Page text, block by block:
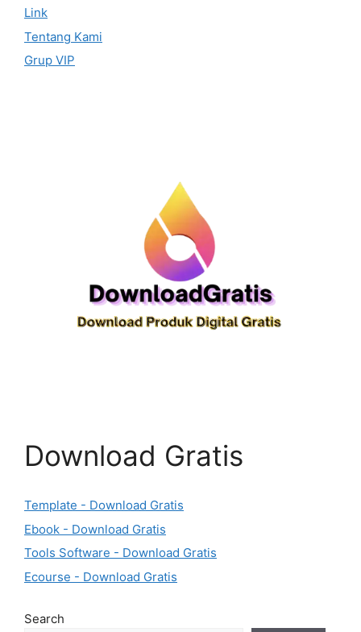
Link
Tentang Kami
Grup VIP
Download Gratis
Template - Download Gratis
Ebook - Download Gratis
Tools Software - Download Gratis
Ecourse - Download Gratis
Search